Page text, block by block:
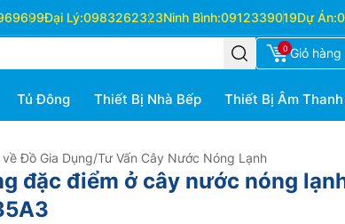
Đại Lý:0983262323Ninh Bình:0912339019Dự Án:
0 Giỏ hàng
Tủ Đông Thiết Bị Nhà Bếp Thiết Bị Âm Thanh
về Đồ Gia Dụng/Tư Vấn Cây Nước Nóng Lạnh
đặc điểm ở cây nước nóng